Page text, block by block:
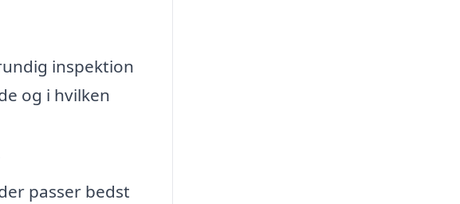
inspektion
og i hvilken
passer bedst